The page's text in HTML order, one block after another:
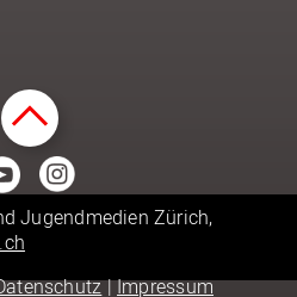
Jugendmedien Zürich,
|Impressum